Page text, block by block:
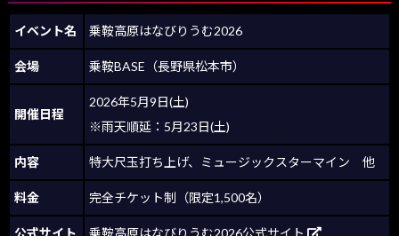
イベント名 乗鞍高原はなびりうむ2026
会場 乗鞍BASE（長野県松本市）
開催日程
2026年5月9日(土)
※雨天順延：5月23日(土)
内容 特大尺玉打ち上げ、ミュージックスターマイン 他
料金 完全チケット制（限定1,500名）
公式サイト 乗鞍高原はなびりうむ2026公式サイト